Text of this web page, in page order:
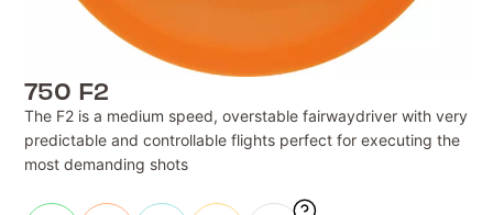
750 F2
The F2 is a medium speed, overstable fairwaydriver with very
predictable and controllable flights perfect for executing the
most demanding shots